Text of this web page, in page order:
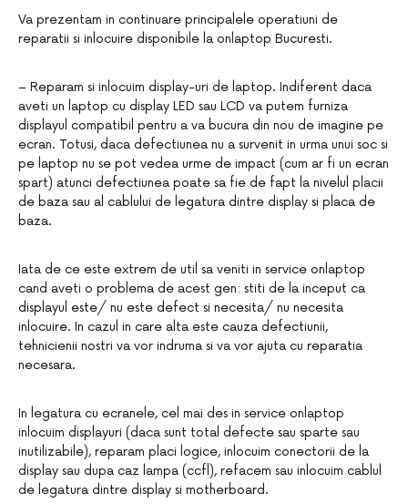
Va prezentam in continuare principalele operatiuni de
reparatii si inlocuire disponibile la onlaptop Bucuresti.
– Reparam si inlocuim display-uri de laptop. Indiferent daca
aveti un laptop cu display LED sau LCD va putem furniza
displayul compatibil pentru a va bucura din nou de imagine pe
ecran. Totusi, daca defectiunea nu a survenit in urma unui soc si
pe laptop nu se pot vedea urme de impact (cum ar fi un ecran
spart) atunci defectiunea poate sa fie de fapt la nivelul placii
de baza sau al cablului de legatura dintre display si placa de
baza.
Iata de ce este extrem de util sa veniti in service onlaptop
cand aveti o problema de acest gen: stiti de la inceput ca
displayul este/ nu este defect si necesita/ nu necesita
inlocuire. In cazul in care alta este cauza defectiunii,
tehnicienii nostri va vor indruma si va vor ajuta cu reparatia
necesara.
In legatura cu ecranele, cel mai des in service onlaptop
inlocuim displayuri (daca sunt total defecte sau sparte sau
inutilizabile), reparam placi logice, inlocuim conectorii de la
display sau dupa caz lampa (ccfl), refacem sau inlocuim cablul
de legatura dintre display si motherboard.